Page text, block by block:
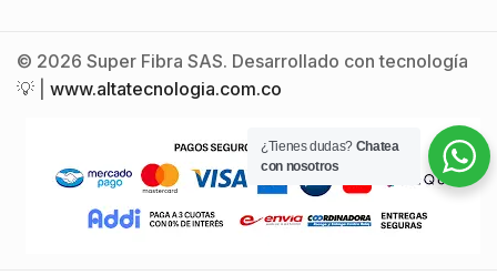
© 2026 Super Fibra SAS. Desarrollado con tecnología
💡 | www.altatecnologia.com.co
¿Tienes dudas? Chatea
con nosotros